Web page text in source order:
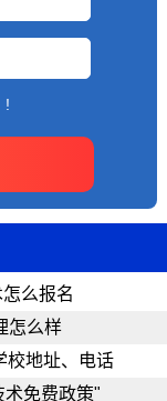
!
么报名
怎么样
校地址、电话
免费政策"